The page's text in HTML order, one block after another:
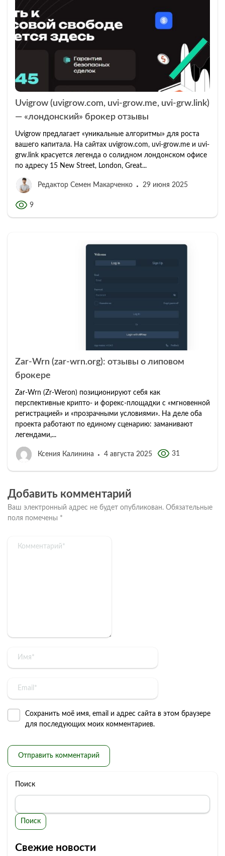
Uvigrow (uvigrow.com, uvi-grow.me, uvi-grw.link)
— «лондонский» брокер отзывы
Uvigrow предлагает «уникальные алгоритмы» для роста
вашего капитала. На сайтах uvigrow.com, uvi-grow.me и uvi-
grw.link красуется легенда о солидном лондонском офисе
по адресу 15 New Street, London, Great...
Редактор Семен Макарченко 29 июня 2025
9
Zar-Wrn (zar-wrn.org): отзывы о липовом
брокере
Zar-Wrn (Zr-Weron) позиционируют себя как
перспективные крипто- и форекс-площадки с «мгновенной
регистрацией» и «прозрачными условиями». На деле оба
проекта работают по единому сценарию: заманивают
легендами,...
Ксения Калинина 4 августа 2025 31
Добавить комментарий
Ваш электронный адрес не будет опубликован. Обязательные
поля помечены *
Сохранить моё имя, email и адрес сайта в этом браузере
для последующих моих комментариев.
Поиск
Поиск
Свежие новости